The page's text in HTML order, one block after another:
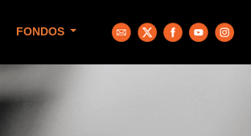
FONDOS